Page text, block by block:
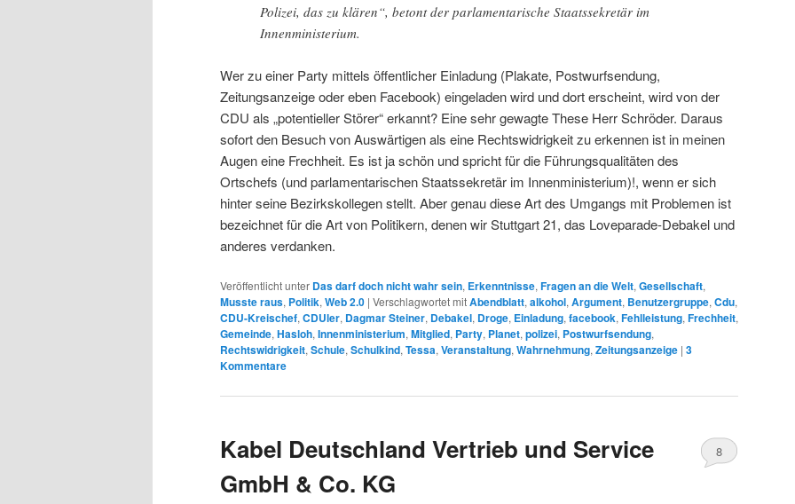
Polizei, das zu klären“, betont der parlamentarische Staatssekretär im
Innenministerium.
Wer zu einer Party mittels öffentlicher Einladung (Plakate, Postwurfsendung,
Zeitungsanzeige oder eben Facebook) eingeladen wird und dort erscheint, wird von der
CDU als „potentieller Störer“ erkannt? Eine sehr gewagte These Herr Schröder. Daraus
sofort den Besuch von Auswärtigen als eine Rechtswidrigkeit zu erkennen ist in meinen
Augen eine Frechheit. Es ist ja schön und spricht für die Führungsqualitäten des
Ortschefs (und parlamentarischen Staatssekretär im Innenministerium)!, wenn er sich
hinter seine Bezirkskollegen stellt. Aber genau diese Art des Umgangs mit Problemen ist
bezeichnet für die Art von Politikern, denen wir Stuttgart 21, das Loveparade-Debakel und
anderes verdanken.
Veröffentlicht unter Das darf doch nicht wahr sein, Erkenntnisse,Fragen an die Welt,Gesellschaft,
Musste raus, Politik,Web 2.0 | Verschlagwortet mitAbendblatt,alkohol,Argument, Benutzergruppe,Cdu,
CDU-Kreischef,CDUler, Dagmar Steiner, Debakel, Droge, Einladung,facebook,Fehlleistung,Frechheit,
Gemeinde,Hasloh,Innenministerium,Mitglied, Party, Planet,polizei, Postwurfsendung,
Rechtswidrigkeit,Schule,Schulkind,Tessa,Veranstaltung,Wahrnehmung,Zeitungsanzeige | 3
Kommentare
Kabel Deutschland Vertrieb und Service
GmbH & Co. KG
8